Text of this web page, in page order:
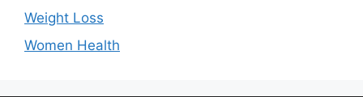
Weight Loss
Women Health